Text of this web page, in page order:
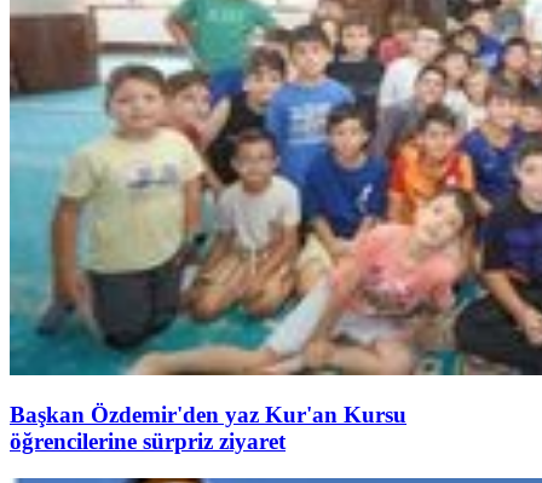
Başkan Özdemir'den yaz Kur'an Kursu
öğrencilerine sürpriz ziyaret